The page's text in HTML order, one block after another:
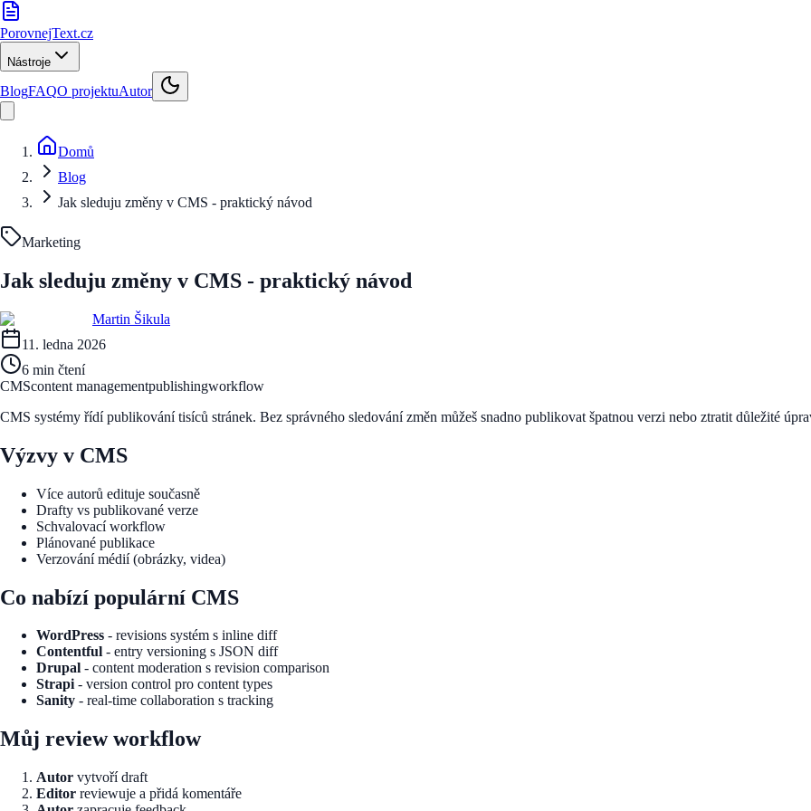
PorovnejText.cz
Nástroje
BlogFAQO projektuAutor
Domů
Blog
Jak sleduju změny v CMS - praktický návod
Marketing
Jak sleduju změny v CMS - praktický návod
Martin Šikula
11. ledna 2026
6 min čtení
CMScontent managementpublishingworkflow
CMS systémy řídí publikování tisíců stránek. Bez správného sledování změn můžeš snadno publikovat špatnou verzi nebo ztratit důležité
Výzvy v CMS
Více autorů edituje současně
Drafty vs publikované verze
Schvalovací workflow
Plánované publikace
Verzování médií (obrázky, videa)
Co nabízí populární CMS
WordPress - revisions systém s inline diff
Contentful - entry versioning s JSON diff
Drupal - content moderation s revision comparison
Strapi- version control pro content types
Sanity - real-time collaboration s tracking
Můj review workflow
Autor vytvoří draft
Editor reviewuje a přidá komentáře